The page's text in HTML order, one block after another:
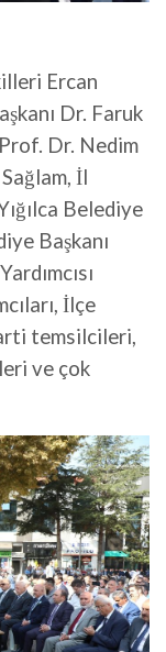
Ercan
Dr. Faruk
Dr. Nedim
İl
Belediye
Başkanı
İlçe
temsilcileri,
ve çok